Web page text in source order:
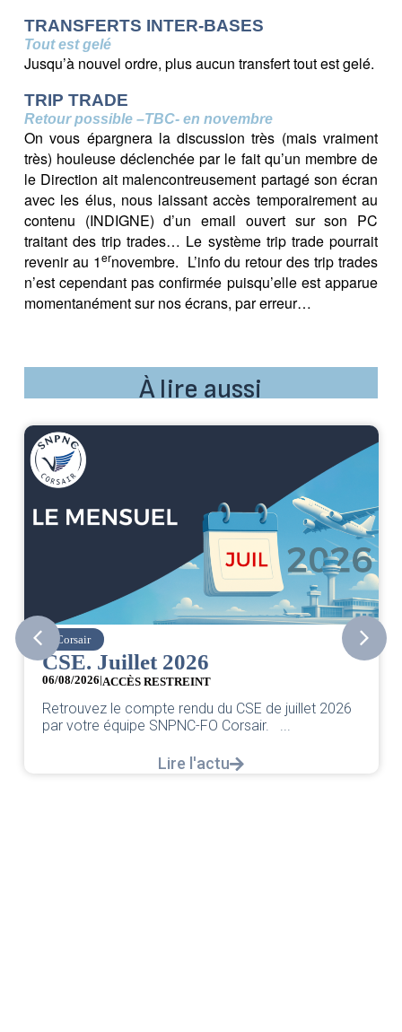
TRANSFERTS INTER-BASES
Tout est gelé
Jusqu’à nouvel ordre, plus aucun transfert tout est gelé.
TRIP TRADE
Retour possible –TBC- en novembre
On vous épargnera la discussion très (mais vraiment
très) houleuse déclenchée par le fait qu’un membre de
le Direction ait malencontreusement partagé son écran
avec les élus, nous laissant accès temporairement au
contenu (INDIGNE) d’un email ouvert sur son PC
traitant des trip trades… Le système trip trade pourrait
revenir au 1ernovembre. L’info du retour des trip trades
n’est cependant pas confirmée puisqu’elle est apparue
momentanément sur nos écrans, par erreur…
À lire aussi
Grève chez easyJet
05/08/2026
Chers collègues, La direction vient de sortir sa
classique pleurnicherie corporate. On va la
décortiquer...
Lire l'actu